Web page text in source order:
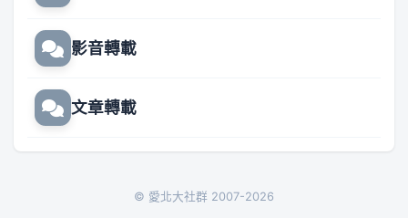
影音轉載
文章轉載
© 愛北大社群 2007-2026